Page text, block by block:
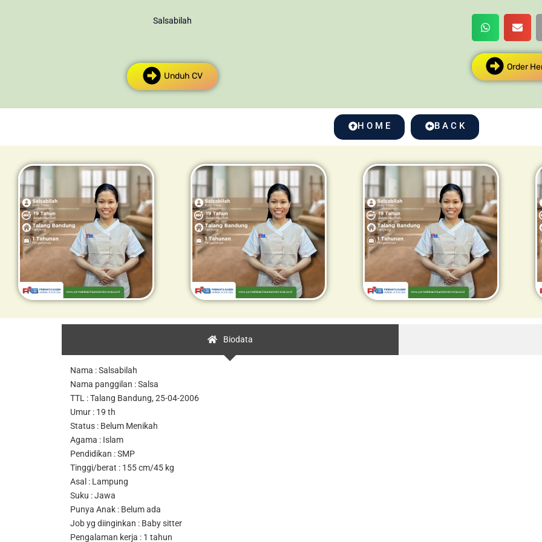
Salsabilah
Unduh CV
Order
H O M E B A C K
Biodata
Nama : Salsabilah
Nama panggilan : Salsa
TTL : Talang Bandung, 25-04-2006
Umur : 19 th
Status : Belum Menikah
Agama : Islam
Pendidikan : SMP
Tinggi/berat : 155 cm/45 kg
Asal : Lampung
Suku : Jawa
Punya Anak : Belum ada
Job yg diinginkan : Baby sitter
Pengalaman kerja : 1 tahun